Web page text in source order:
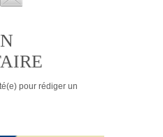
pour rédiger un